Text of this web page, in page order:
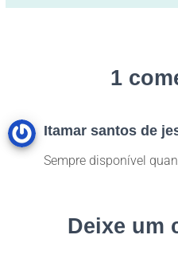
1
Itamar santos de
Sempre disponível
Deixe um